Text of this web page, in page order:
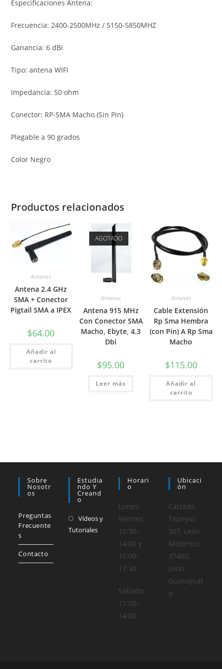
Especificaciones Antena:
Frecuencia: 2400-2500MHz / 5150-5850MHZ
Ganancia: 6 dBi
Tipo: antena WIFI
Impedancia: 50 ohm
Conector: RP-SMA Macho (Sin Pin)
Plegable a 90 grados
Color Negro
Productos relacionados
Antenas
Antena 2.4 GHz
SMA + Conector
Pigtail SMA a IPEX
$64.00
Añadir al
carrito
AGOTADO
Antenas
Antena 915 MHz
Con Conector SMA
Macho, Ebyte, 4.3
Dbi
$95.00
Leer más
Antenas
Cable Extensión
Rp Sma Hembra
(con Pin) A Rp Sma
Macho
$115.00
Añadir al
carrito
Sobre
Nosotr
Os
Preguntas
Frecuente
s
Contacto
Estudia
Ndo Y
Creand
O
Vídeos y
Tutoriales
Horari
O
Lunes-
Viernes:
10:30-
14:00 y
15:00-
17:30
Sábado:
11:00-
14:00
Ubicaci
Ón
Calzada
Tepeyac
307, León
Moderno,
37480,
León,
Guanajuat
o